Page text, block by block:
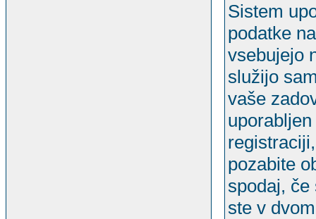
Sistem
podatke
vsebujejo
služijo
vaše
pozabite
spodaj, če
ste v